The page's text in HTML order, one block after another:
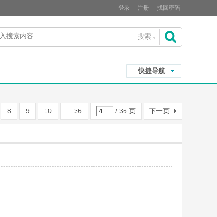
登录 注册 找回密码
搜索
快捷导航
8 9 10 ... 36 / 36 页 下一页